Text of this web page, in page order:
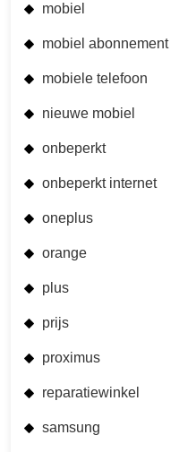
mobiel
mobiel abonnement
mobiele telefoon
nieuwe mobiel
onbeperkt
onbeperkt internet
oneplus
orange
plus
prijs
proximus
reparatiewinkel
samsung